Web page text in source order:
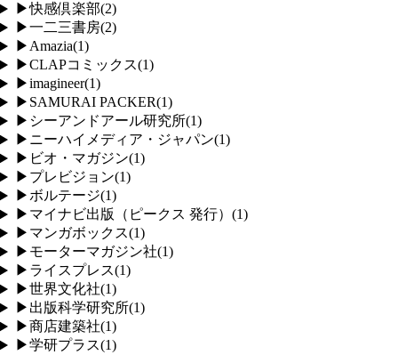
▶快感倶楽部(2)
▶一二三書房(2)
▶ Amazia(1)
▶CLAPコミックス(1)
▶imagineer(1)
▶ SAMURAI PACKER(1)
▶ シーアンドアール研究所(1)
▶ ニーハイメディア・ジャパン(1)
▶ ビオ・マガジン(1)
▶ プレビジョン(1)
▶ ボルテージ(1)
▶ マイナビ出版（ピークス 発行） (1)
▶ マンガボックス(1)
▶ モーターマガジン社(1)
▶ ライスプレス(1)
▶世界文化社(1)
▶ 出版科学研究所(1)
▶商店建築社(1)
▶学研プラス(1)